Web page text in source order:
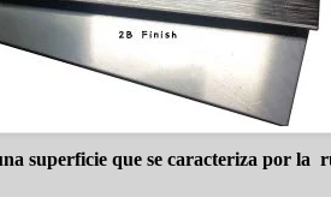
superficie que se caracteriza por la